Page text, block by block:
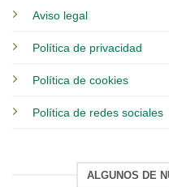
Aviso legal
Política de privacidad
Política de cookies
Política de redes sociales
ALGUNOS DE